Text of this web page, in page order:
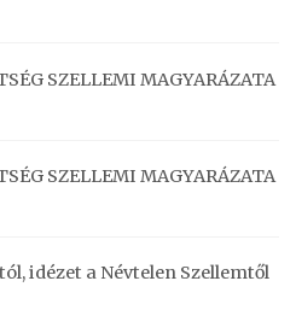
SZELLEMI MAGYARÁZATA
SZELLEMI MAGYARÁZATA
idézet a Névtelen Szellemtől